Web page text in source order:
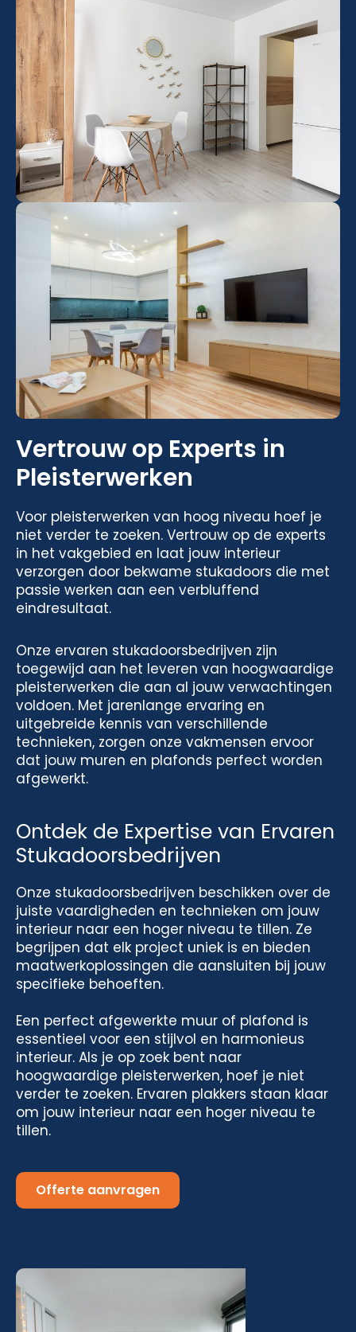
Vertrouw op Experts in
Pleisterwerken
Voor pleisterwerken van hoog niveau hoef je
niet verder te zoeken. Vertrouw op de experts
in het vakgebied en laat jouw interieur
verzorgen door bekwame stukadoors die met
passie werken aan een verbluffend
eindresultaat.
Onze ervaren stukadoorsbedrijven zijn
toegewijd aan het leveren van hoogwaardige
pleisterwerken die aan al jouw verwachtingen
voldoen. Met jarenlange ervaring en
uitgebreide kennis van verschillende
technieken, zorgen onze vakmensen ervoor
dat jouw muren en plafonds perfect worden
afgewerkt.
Ontdek de Expertise van Ervaren
Stukadoorsbedrijven
Onze stukadoorsbedrijven beschikken over de
juiste vaardigheden en technieken om jouw
interieur naar een hoger niveau te tillen. Ze
begrijpen dat elk project uniek is en bieden
maatwerkoplossingen die aansluiten bij jouw
specifieke behoeften.
Een perfect afgewerkte muur of plafond is
essentieel voor een stijlvol en harmonieus
interieur. Als je op zoek bent naar
hoogwaardige pleisterwerken, hoef je niet
verder te zoeken. Ervaren plakkers staan klaar
om jouw interieur naar een hoger niveau te
tillen.
Offerte aanvragen